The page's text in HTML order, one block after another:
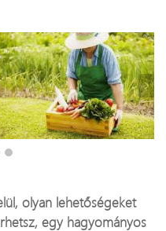
olyan lehetőségeket
egy hagyományos